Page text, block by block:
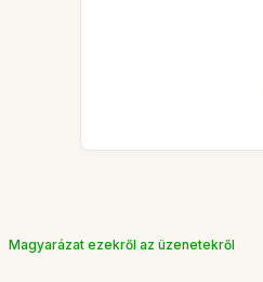
Magyarázat ezekről az üzenetekről